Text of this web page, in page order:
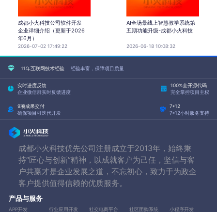
成都小火科技公司软件开发
企业详细介绍（更新于2026
年6月）
2026-07-02 17:49:22
AI全场景线上智慧教学系统第
五期功能升级-成都小火科技
2026-06-18 10:08:32
11年互联网技术经验 经验丰富，保障项目质量
实时进度反馈
企业微信群实时反馈进度
100%全开源代码
完全掌控项目主权
9项成果交付
确保项目可迭代开发
7*12
7*12小时服务支持
成都小火科技优先公司注册成立于2013年，始终秉
持“匠心与创新”精神，以成就客户为己任，坚信与客
户共赢才是企业发展之道，不忘初心，致力于为政企
客户提供值得信赖的优质服务。
产品与服务
APP开发 行业应用开发 社交电商平台 社区团购系统 小程序开发